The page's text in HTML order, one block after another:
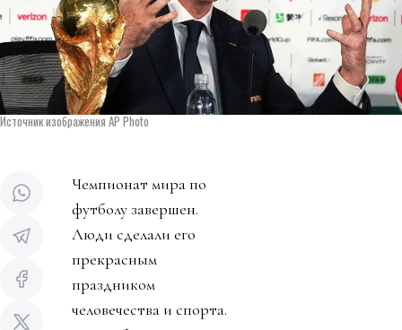
Источник изображения AP Photo
Чемпионат мира по
футболу завершен.
Люди сделали его
прекрасным
праздником
человечества и спорта.